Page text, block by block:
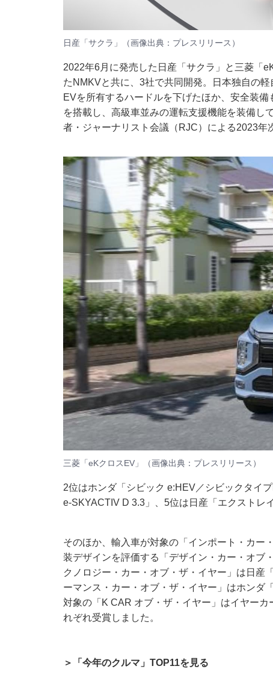
日産「サクラ」（画像出典： プレスリリース ）
2022年6月に発売した日産「サクラ」と三菱「
たNMKVと共に、3社で共同開発。日本独自の
EVを所有するハードルを下げたほか、安全装備
を搭載し、高級車並みの運転支援機能を装備し
者・ジャーナリスト会議（RJC）による2023年
三菱「eKクロスEV」（画像出典： プレスリリース ）
2位はホンダ「シビック e:HEV／シビックタイ
e-SKYACTIV D 3.3」、5位は日産「エクストレ
そのほか、輸入車が対象の「インポート・カー
装デザインを評価する「デザイン・カー・オブ
クノロジー・カー・オブ・ザ・イヤー」は日産
ーマンス・カー・オブ・ザ・イヤー」はホンダ
対象の「K CAR オブ・ザ・イヤー」はイヤー
れぞれ受賞しました。
＞「今年のクルマ」TOP11を見る